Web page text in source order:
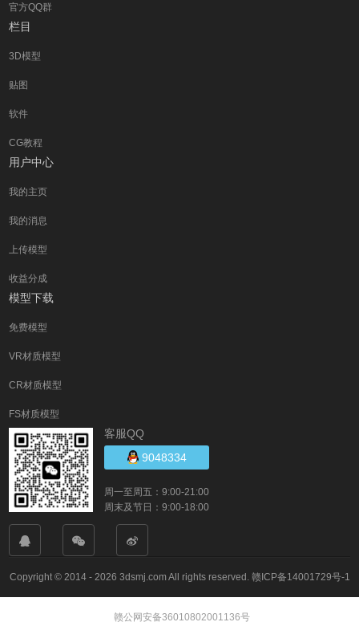
官方QQ群
栏目
3D模型
贴图
软件
CG教程
用户中心
我的主页
我的消息
上传模型
收益分成
模型下载
免费模型
VR材质模型
CR材质模型
FS材质模型
客服QQ
9048334
周一至周五：9:00-21:00
周末及节日：9:00-18:00
Copyright © 2014 - 2026 3dsmj.com All rights reserved. 赣ICP备14001729号-1
赣公网安备36010802001136号